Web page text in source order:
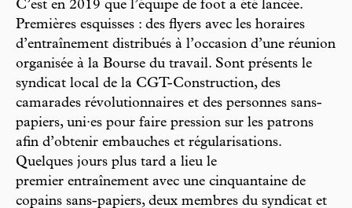
C’est en 2019 que l’équipe de foot a été lancée.
Premières esquisses : des flyers avec les horaires
d’entraînement distribués à l’occasion d’une réunion
organisée à la Bourse du travail. Sont présents le
syndicat local de la CGT-Construction, des
camarades révolutionnaires et des personnes sans-
papiers, uni·es pour faire pression sur les patrons
afin d’obtenir embauches et régularisations.
Quelques jours plus tard a lieu le
premier entraînement avec une cinquantaine de
copains sans-papiers, deux membres du syndicat et